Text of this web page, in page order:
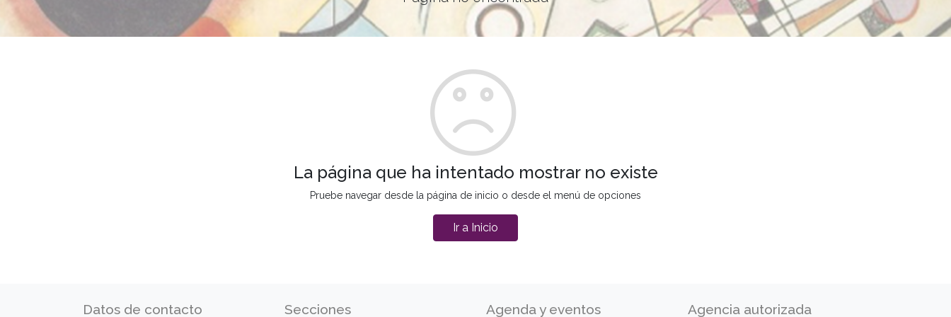
La página que ha intentado mostrar no existe
Pruebe navegar desde la página de inicio o desde el menú de opciones
Ir a Inicio
Datos de contacto Secciones Agenda y eventos Agencia autorizada